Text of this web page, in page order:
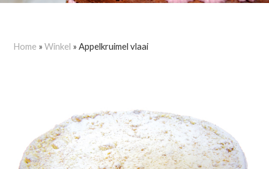
Home »Winkel »Appelkruimel vlaai